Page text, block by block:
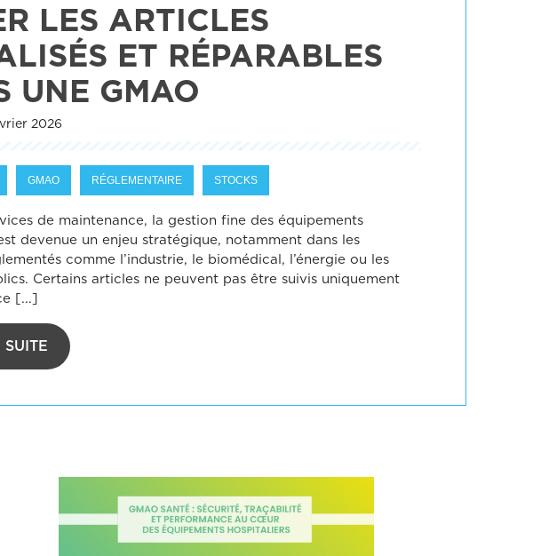
LES ARTICLES
ET RÉPARABLES
UNE GMAO
2026
GMAO RÉGLEMENTAIRE STOCKS
de maintenance, la gestion fine des équipements
devenue un enjeu stratégique, notamment dans les
comme l’industrie, le biomédical, l’énergie ou les
Certains articles ne peuvent pas être suivis uniquement
[...]
SUITE